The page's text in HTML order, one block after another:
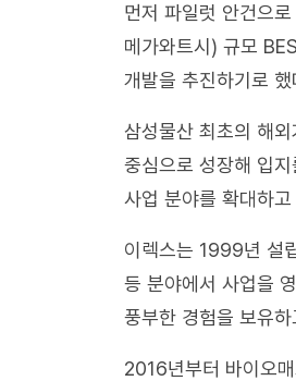
먼저 파일럿 안건으
메가와트시) 규모
개발을 추진하기로 했
삼성물산 최초의 해
중심으로 성장해 입
사업 분야를 확대하고
이렉스는 1999년 설
등 분야에서 사업을
풍부한 경험을 보유하
2016년부터 바이오